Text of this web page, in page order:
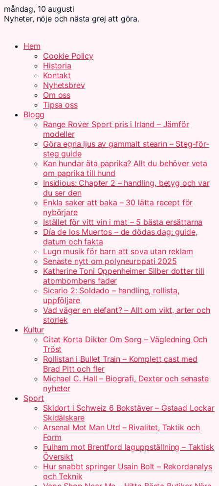
måndag, 10 augusti
Nyheter, nöje och nästa grej att göra.
Hem
Cookie Policy
Historia
Kontakt
Nyhetsbrev
Om oss
Tipsa oss
Blogg
Range Rover Sport pris i Irland – Jämför
modeller
Göra egna ljus av gammalt stearin – Steg-för-
steg guide
Kan hundar äta paprika? Allt du behöver veta
om paprika till hund
Insidious: Chapter 2 – handling, betyg och var
du ser den
Enkla saker att baka – 30 lätta recept för
nybörjare
Istället för vitt vin i mat – 5 bästa ersättarna
Día de los Muertos – de dödas dag: guide,
datum och fakta
Lugn musik för barn att sova utan reklam
Senaste nytt om polyneuropati 2025
Katherine Toni Oppenheimer Silber dotter till
atombombens fader
Sicario 2: Soldado – handling, rollista,
uppföljare
Vad väger en elefant? – Allt om vikt, arter och
storlek
Kultur
Citat Korta Dikter Om Sorg – Vägledning Och
Tröst
Rollistan i Bullet Train – Komplett cast med
Brad Pitt och fler
Michael C. Hall – Biografi, Dexter och senaste
nyheter
Sport
Skidort i Schweiz 6 Bokstäver – Gstaad Lockar
Skidälskare
Arsenal Mot Man Utd – Rivalitet, Taktik och
Form
Fulham mot Brentford laguppställning – Taktisk
Översikt
Hur snabbt springer Usain Bolt – Rekordanalys
och Teknik